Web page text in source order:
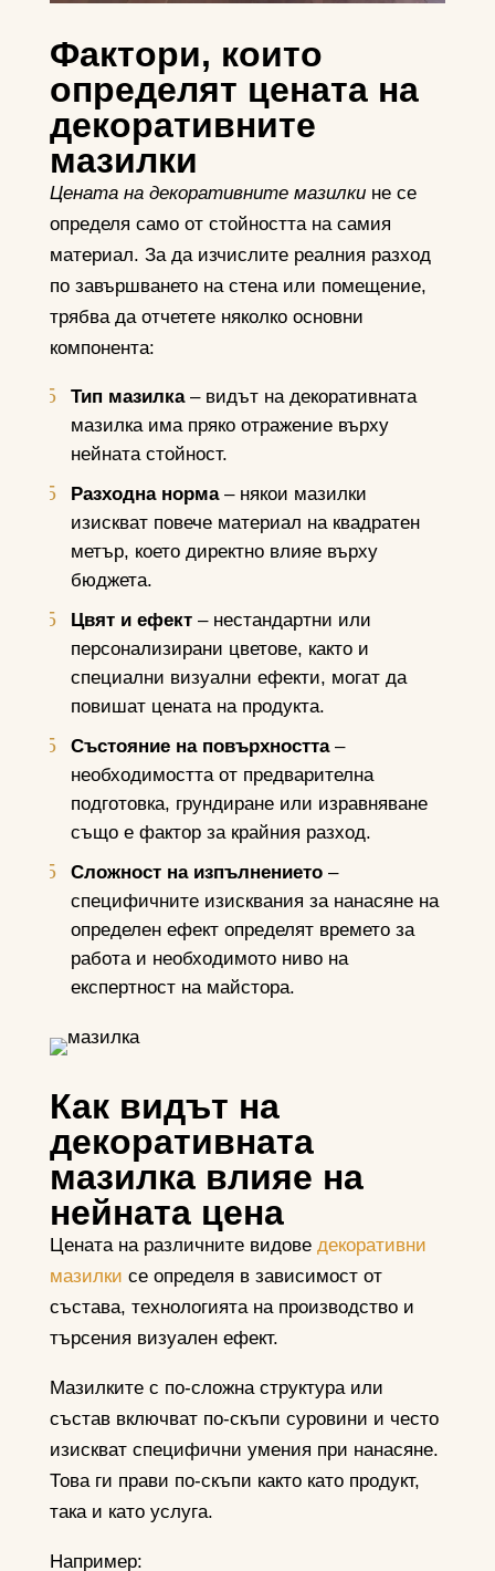
Фактори, които
определят цената на
декоративните
мазилки
Цената на декоративните мазилкине се
определя само от стойността на самия
материал. За да изчислите реалния разход
по завършването на стена или помещение,
трябва да отчетете няколко основни
компонента:
Тип мазилка– видът на декоративната
мазилка има пряко отражение върху
нейната стойност.
Разходна норма– някои мазилки
изискват повече материал на квадратен
метър, което директно влияе върху
бюджета.
Цвят и ефект– нестандартни или
персонализирани цветове, както и
специални визуални ефекти, могат да
повишат цената на продукта.
Състояние на повърхността–
необходимостта от предварителна
подготовка, грундиране или изравняване
също е фактор за крайния разход.
Сложност на изпълнението–
специфичните изисквания за нанасяне на
определен ефект определят времето за
работа и необходимото ниво на
експертност на майстора.
Как видът на
декоративната
мазилка влияе на
нейната цена
Цената на различните видове декоративни
мазилки се определя в зависимост от
състава, технологията на производство и
търсения визуален ефект.
Мазилките с по-сложна структура или
състав включват по-скъпи суровини и често
изискват специфични умения при нанасяне.
Това ги прави по-скъпи както като продукт,
така и като услуга.
Например: